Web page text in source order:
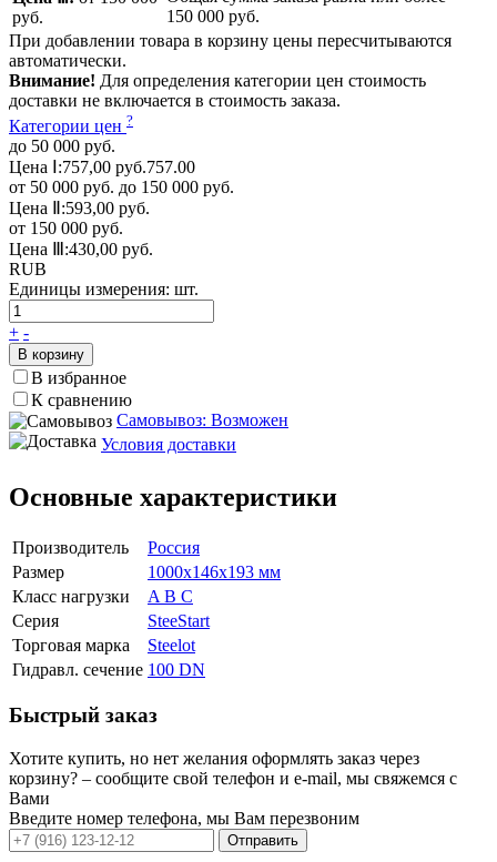
руб.
150 000 руб.
При добавлении товара в корзину цены пересчитываются
автоматически.
Внимание! Для определения категории цен стоимость
доставки не включается в стоимость заказа.
Категории цен ?
до 50 000 руб.
Цена Ⅰ:757,00 руб.757.00
от 50 000 руб. до 150 000 руб.
Цена Ⅱ:593,00 руб.
от 150 000 руб.
Цена Ⅲ:430,00 руб.
RUB
Единицы измерения: шт.
+ -
В корзину
В избранное
К сравнению
Самовывоз: Возможен
Условия доставки
Основные характеристики
Производитель
Россия
Размер
1000х146х193 мм
Класс нагрузки
A B C
Серия
SteeStart
Торговая марка
Steelot
Гидравл. сечение 100 DN
Быстрый заказ
Хотите купить, но нет желания оформлять заказ через
корзину? – сообщите свой телефон и e-mail, мы свяжемся с
Вами
Введите номер телефона, мы Вам перезвоним
Отправить